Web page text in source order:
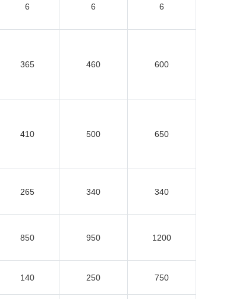
6 6 6
365 460 600
410 500 650
265 340 340
850 950 1200
140 250 750